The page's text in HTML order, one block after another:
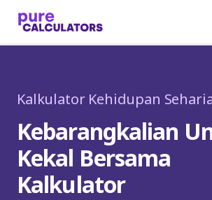
Kalkulator Kehidupan
Kebarangkalian
Kekal Bersama
Kalkulator